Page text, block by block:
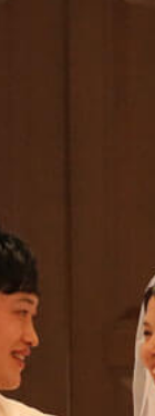
れから挙式を
考えの方へ